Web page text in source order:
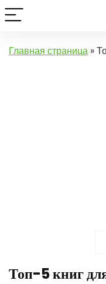
Главная страница »
Топ-5 книг